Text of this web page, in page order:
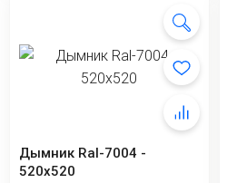
Дымник Ral-7004 -
520х520